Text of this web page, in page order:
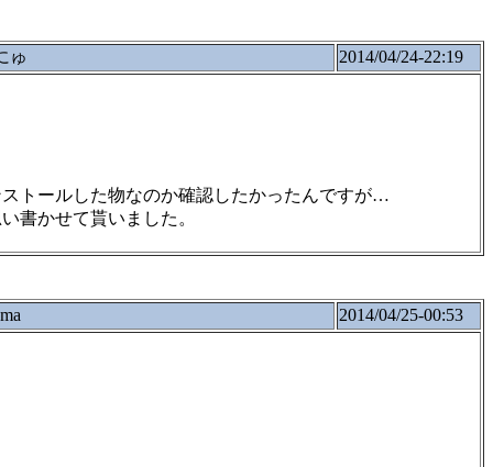
ゅ 2014/04/24-22:19
トールした物なのか確認したかったんですが…
書かせて貰いました。
2014/04/25-00:53